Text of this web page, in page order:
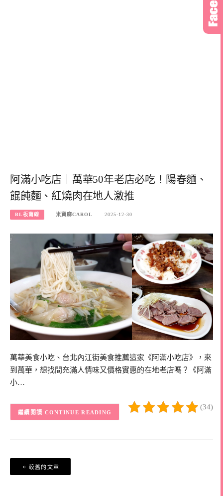
阿滿小吃店｜萬華50年老店必吃！陽春麵、
餛飩麵、紅燒肉在地人激推
BL板南線 米寶麻CAROL 2025-12-30
萬華美食小吃、台北內江街美食推薦這家《阿滿小吃店》，來
到萬華，想找間充滿人情味又價格實惠的在地老店嗎？《阿滿
小…
(34)
CONTINUE READING
文
章
較舊的文章